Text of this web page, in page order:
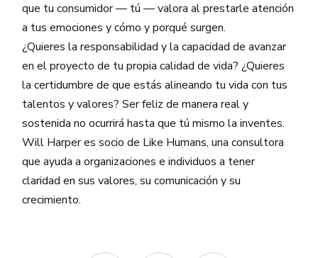
que tu consumidor — tú — valora al prestarle atención
a tus emociones y cómo y porqué surgen.
¿Quieres la responsabilidad y la capacidad de avanzar
en el proyecto de tu propia calidad de vida? ¿Quieres
la certidumbre de que estás alineando tu vida con tus
talentos y valores? Ser feliz de manera real y
sostenida no ocurrirá hasta que tú mismo la inventes.
Will Harper es socio de Like Humans, una consultora
que ayuda a organizaciones e individuos a tener
claridad en sus valores, su comunicación y su
crecimiento.